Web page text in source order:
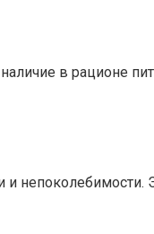
в рационе